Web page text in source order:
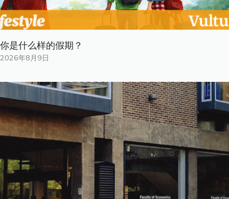
你是什​​么样的假期？
2026年8月9日